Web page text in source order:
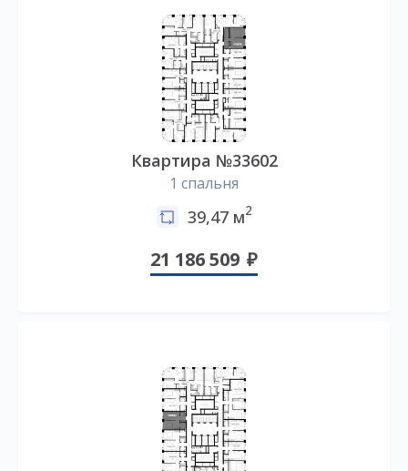
Квартира №33602
1 спальня
39,47 м2
21 186 509